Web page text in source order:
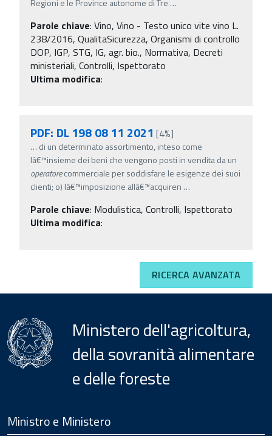
Regioni e le Province autonome di Tre …
Parole chiave: Vino, Vino - Testo unico vite vino L.
238/2016, QualitaSicurezza, Organismi di controllo
DOP, IGP, STG, IG, agr. bio., Normativa, Decreti
ministeriali, Controlli, Ispettorato
Ultima modifica:
PDF: DL 198 08 11 2021 [4%]
… di un determinato assortimento, inteso come
lâ€™insieme dei beni che vengono posti in vendita da un
operatorecommerciale per soddisfare le esigenze dei suoi
clienti; o) lâ€™imposizione allâ€™acquiren …
Parole chiave: Modulistica, Controlli, Ispettorato
Ultima modifica:
RICERCA AVANZATA
Ministero dell'agricoltura,
della sovranità alimentare
e delle foreste
Footer
Ministro e Ministero